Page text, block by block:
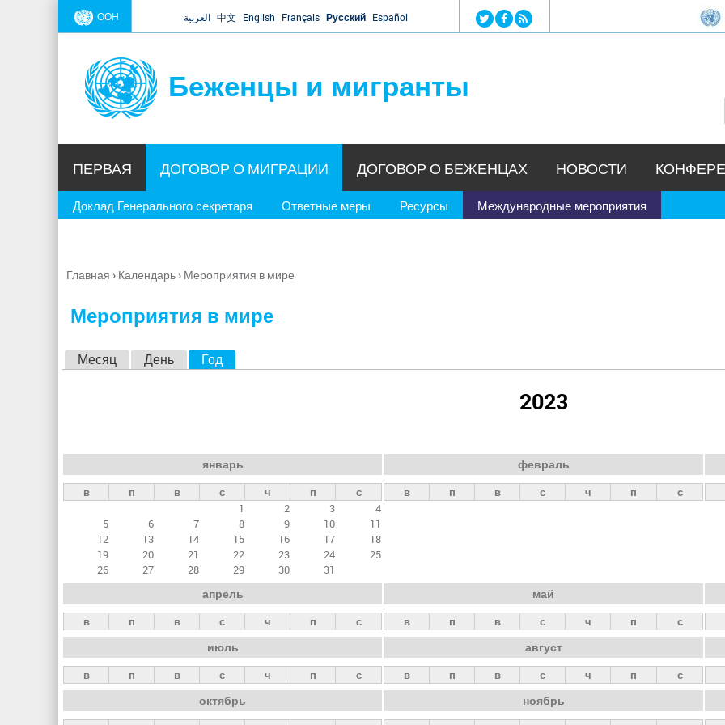
Jump to navigation
ООН العربية 中文 English Français Русский Español
Беженцы и мигранты
ПЕРВАЯ ДОГОВОР О МИГРАЦИИ
Доклад Генерального секретаря Ответные меры Ресурсы Международные мероприятия
ДОГОВОР О БЕЖЕНЦАХ НОВОСТИ
Вы
Главная › Календарь› Мероприятия в мире
Мероприятия в мире
н
ы
е
а
д
к
и
Месяц День Год
2023
январь
в п в с ч п
с
1
2 3
4
5
6 7 8 9 10
11
12
13 14 15 16 17
18
19
20 21 22 23 24
25
26
27 28 29 30 31
февраль
в п в с ч п с
апрель
в п в с ч п с
май
в п в с ч п с
июль
в п в с ч п с
август
в п в с ч п с
октябрь ноябрь